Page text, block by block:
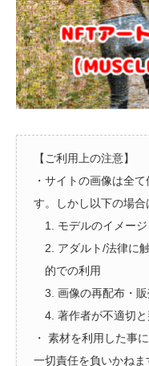
【ご利用上の注意】
・サイトの画像は全
す。しかし以下の場合
1. モデルのイメー
2. アダルト/法律に
的での利用
3. 画像の再配布・販
4. 著作者が不適切
・ 素材を利用した事
一切責任を負いかねま